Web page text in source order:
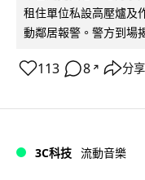
租住單位私設高壓爐及
動鄰居報警。警方到場
113 8 ↗ 分享
3C科技 流動音樂